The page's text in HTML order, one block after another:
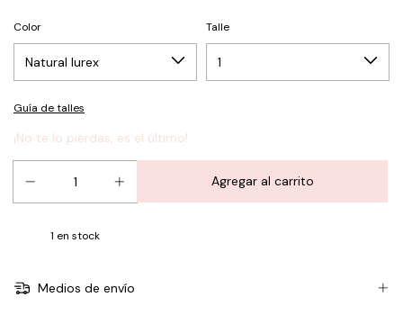
Color Talle
Guía de talles
¡No te lo pierdas, es el último!
1 en stock
Medios de envío